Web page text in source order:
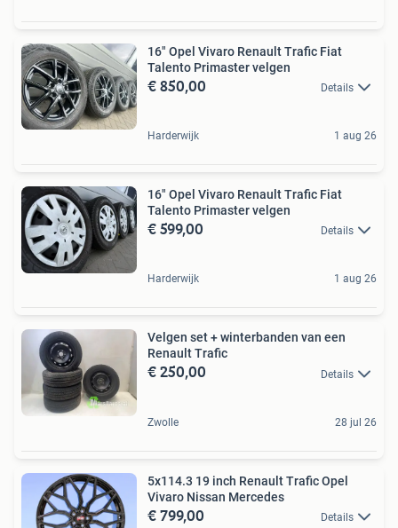
16" Opel Vivaro Renault Trafic Fiat
Talento Primaster velgen
€ 850,00 Details
Harderwijk 1 aug 26
16" Opel Vivaro Renault Trafic Fiat
Talento Primaster velgen
€ 599,00 Details
Harderwijk 1 aug 26
Velgen set + winterbanden van een
Renault Trafic
€ 250,00 Details
Zwolle 28 jul 26
5x114.3 19 inch Renault Trafic Opel
Vivaro Nissan Mercedes
€ 799,00 Details